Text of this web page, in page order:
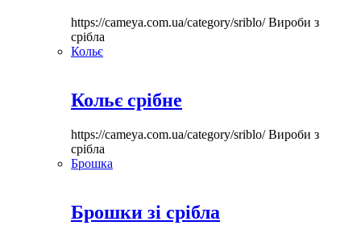
https://cameya.com.ua/category/sriblo/Вироби з
срібла
Кольє
Кольє срібне
https://cameya.com.ua/category/sriblo/Вироби з
срібла
Брошка
Брошки зі срібла